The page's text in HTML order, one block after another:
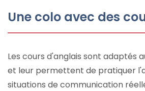
Une colo avec des
Les cours d'anglais sont adaptés
et leur permettent de pratiquer
situations de communication